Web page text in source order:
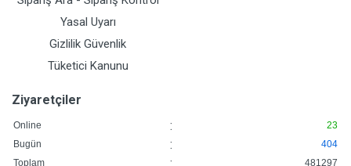
Yasal Uyarı
Gizlilik Güvenlik
Tüketici Kanunu
Ziyaretçiler
Online :
23
Bugün
:
404
Toplam
481297